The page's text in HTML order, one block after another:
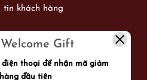
tin khách hàng
Welcome Gift
thoại để nhận mã giảm
đầu tiên